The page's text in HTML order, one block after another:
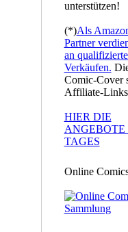
unterstützen!
(*)Als
Partner
an
Verkäufen.
Comic-Cover
Affiliate-
HIER DIE
ANGEBOTE
TAGES
Online